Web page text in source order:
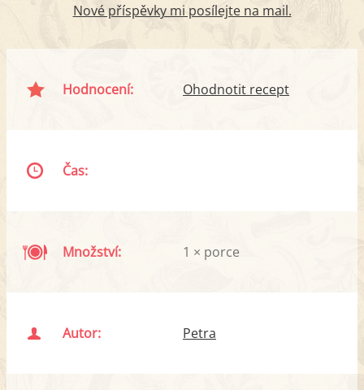
Nové příspěvky mi posílejte na mail.
Hodnocení: Ohodnotit recept
Čas:
Množství: 1 × porce
Autor: Petra